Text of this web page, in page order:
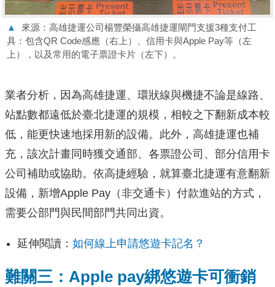
▲
來源：高雄捷運公司楊豐榮攝高雄捷運閘門支援3種支付工
具：包含QR Code感應（右上）、信用卡與Apple Pay等（左
上），以及常用的電子票證卡片（左下）。
業者分析，因為高雄捷運、環狀線與機捷不論是線路、
站點數都遠低於臺北捷運的規模，相較之下翻新成本較
低，能更快速地採用新的設備。此外，高雄捷運也補
充，該次計畫同時獲交通部、各票證公司、部分信用卡
公司補助或協助。依高捷經驗，就算臺北捷運有意翻新
設備，新增Apple Pay（非交通卡）付款進站的方式，
需要公部門與民間部門共同出資。
延伸閱讀： 如何線上申請悠遊卡記名？
難關三：Apple pay綁悠遊卡可衝銷